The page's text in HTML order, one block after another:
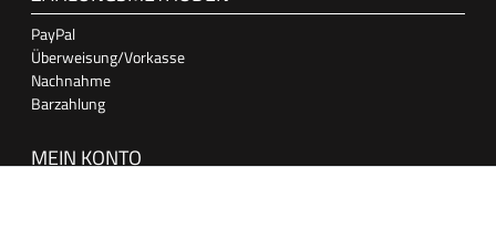
PayPal
Überweisung/Vorkasse
Nachnahme
Barzahlung
MEIN KONTO